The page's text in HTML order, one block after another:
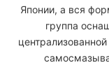
Японии, а вся
группа